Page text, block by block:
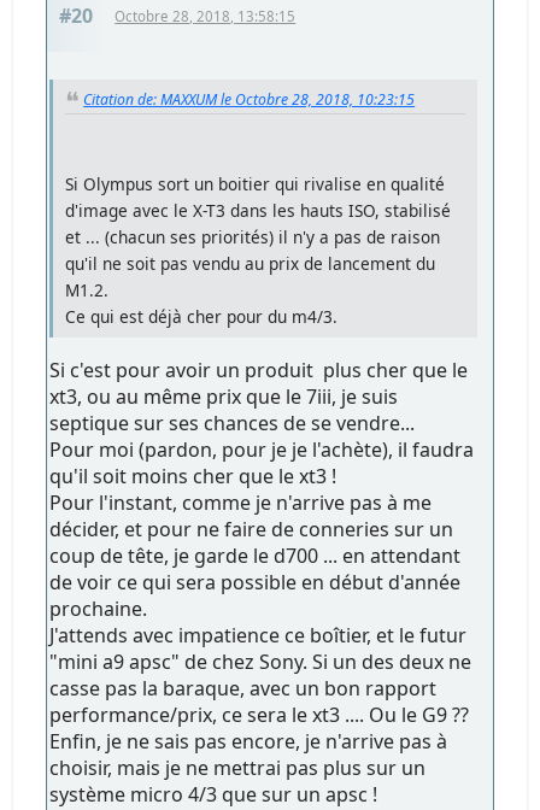
#20 Octobre 28, 2018, 13:58:15
Citation de: MAXXUM le Octobre 28, 2018, 10:23:15
Si Olympus sort un boitier qui rivalise en qualité
d'image avec le X-T3 dans les hauts ISO, stabilisé
et ... (chacun ses priorités) il n'y a pas de raison
qu'il ne soit pas vendu au prix de lancement du
M1.2.
Ce qui est déjà cher pour du m4/3.
Si c'est pour avoir un produit plus cher que le
xt3, ou au même prix que le 7iii, je suis
septique sur ses chances de se vendre...
Pour moi (pardon, pour je je l'achète), il faudra
qu'il soit moins cher que le xt3 !
Pour l'instant, comme je n'arrive pas à me
décider, et pour ne faire de conneries sur un
coup de tête, je garde le d700 ... en attendant
de voir ce qui sera possible en début d'année
prochaine.
J'attends avec impatience ce boîtier, et le futur
"mini a9 apsc" de chez Sony. Si un des deux ne
casse pas la baraque, avec un bon rapport
performance/prix, ce sera le xt3 .... Ou le G9 ??
Enfin, je ne sais pas encore, je n'arrive pas à
choisir, mais je ne mettrai pas plus sur un
système micro 4/3 que sur un apsc !